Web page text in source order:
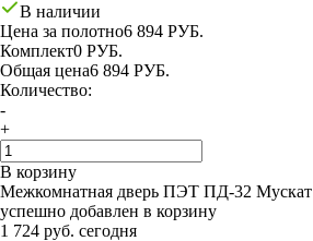
В наличии
Цена за полотно6 894 РУБ.
Комплект0 РУБ.
Общая цена6 894 РУБ.
Количество:
-
+
В корзину
Межкомнатная дверь ПЭТ ПД-32 Мускат
успешно добавлен в корзину
1 724 руб. сегодня